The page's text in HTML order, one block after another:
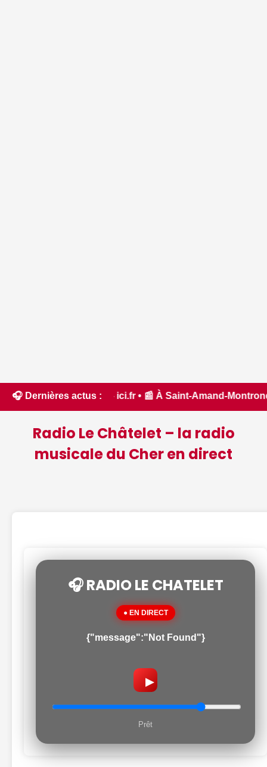
🎧 Dernières actus :
• 📰 À Saint-Amand-Montrond, les bénévoles
Radio Le Châtelet – la radio
musicale du Cher en direct
🎧 RADIO LE CHATELET
● EN DIRECT
{"message":"Not Found"}
▶
Prêt